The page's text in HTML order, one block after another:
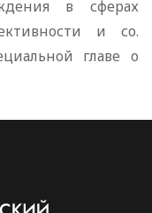
в сферах
и со.
главе о